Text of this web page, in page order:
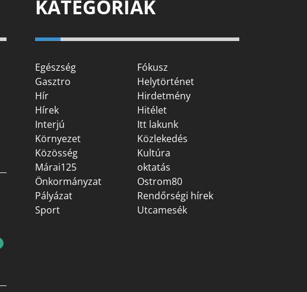
KATEGÓRIÁK
Egészség
Fókusz
Gasztro
Helytörténet
Hír
Hirdetmény
Hírek
Hitélet
Interjú
Itt lakunk
Környezet
Közlekedés
Közösség
Kultúra
Márai125
oktatás
Önkormányzat
Ostrom80
Pályázat
Rendőrségi hírek
Sport
Utcamesék